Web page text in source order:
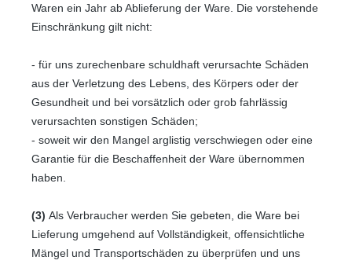
Waren ein Jahr ab Ablieferung der Ware. Die vorstehende
Einschränkung gilt nicht:
- für uns zurechenbare schuldhaft verursachte Schäden
aus der Verletzung des Lebens, des Körpers oder der
Gesundheit und bei vorsätzlich oder grob fahrlässig
verursachten sonstigen Schäden;
- soweit wir den Mangel arglistig verschwiegen oder eine
Garantie für die Beschaffenheit der Ware übernommen
haben.
(3) Als Verbraucher werden Sie gebeten, die Ware bei
Lieferung umgehend auf Vollständigkeit, offensichtliche
Mängel und Transportschäden zu überprüfen und uns